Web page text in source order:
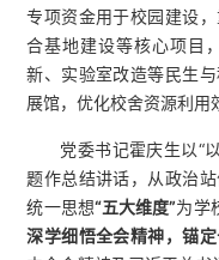
专项资金用于校园建设
合基地建设等核心项目
新、实验室改造等民生
展馆，优化校舍资源利用
党委书记霍庆生以“
题作总结讲话，从政治
统一思想“五大维度”为学
深学细悟全会精神，锚